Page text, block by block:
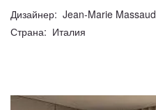
Дизайнер: Jean-Marie Massaud
Страна: Италия